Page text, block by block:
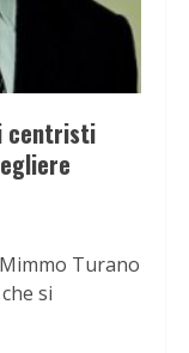
centristi
Turano
si